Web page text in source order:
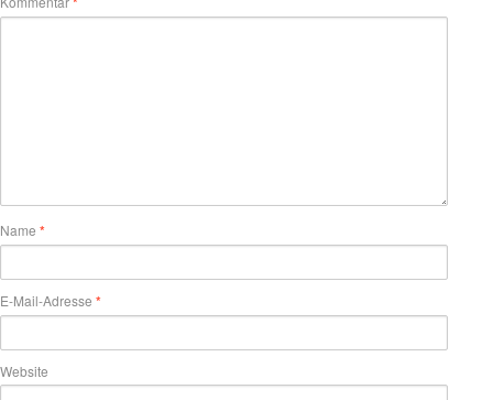
Name *
E-Mail-Adresse *
Website